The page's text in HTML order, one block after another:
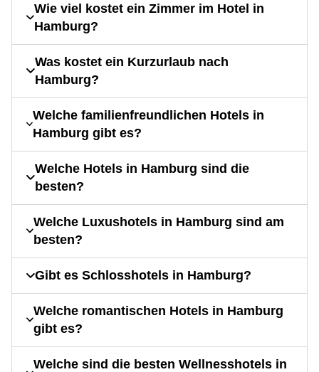
Wie viel kostet ein Zimmer im Hotel in
Hamburg?
Was kostet ein Kurzurlaub nach
Hamburg?
Welche familienfreundlichen Hotels in
Hamburg gibt es?
Welche Hotels in Hamburg sind die
besten?
Welche Luxushotels in Hamburg sind am
besten?
Gibt es Schlosshotels in Hamburg?
Welche romantischen Hotels in Hamburg
gibt es?
Welche sind die besten Wellnesshotels in